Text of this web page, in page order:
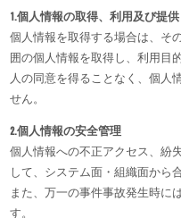
1.個人情報の取得、利用及び提供
個人情報を取得する場合は、そ
囲の個人情報を取得し、利用目
人の同意を得ることなく、個人
せん。
2.個人情報の安全管理
個人情報への不正アクセス、紛
して、システム面・組織面から
また、万一の事件事故発生時に
す。